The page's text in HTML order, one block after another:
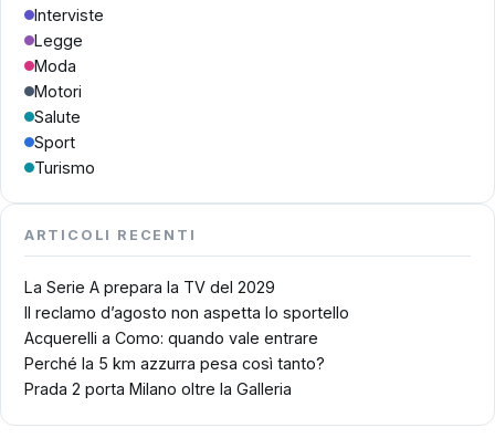
Interviste
Legge
Moda
Motori
Salute
Sport
Turismo
ARTICOLI RECENTI
La Serie A prepara la TV del 2029
Il reclamo d’agosto non aspetta lo sportello
Acquerelli a Como: quando vale entrare
Perché la 5 km azzurra pesa così tanto?
Prada 2 porta Milano oltre la Galleria